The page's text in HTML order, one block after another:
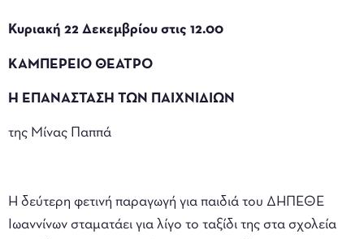
Κυριακή 22 Δεκεμβρίου στις 12.00
ΚΑΜΠΕΡΕΙΟ ΘΕΑΤΡΟ
Η ΕΠΑΝΑΣΤΑΣΗ ΤΩΝ ΠΑΙΧΝΙΔΙΩΝ
της Μίνας Παππά
Η δεύτερη φετινή παραγωγή για παιδιά του ΔΗΠΕΘΕ
Ιωαννίνων σταματάει για λίγο το ταξίδι της στα σχολεία